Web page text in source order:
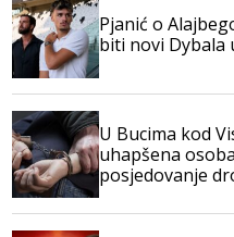
Pjanić o
biti novi Dybala
U Bucima kod
uhapšena
posjedovanje